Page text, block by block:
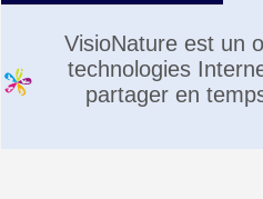
VisioNature est un
technologies
partager en